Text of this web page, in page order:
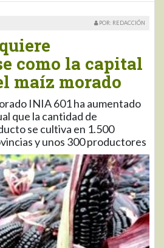
POR: REDACCIÓN
como la capital
maíz morado
INIA 601 ha aumentado
que la cantidad de
se cultiva en 1.500
y unos 300 productores